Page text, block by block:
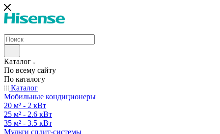
Каталог
По всему сайту
По каталогу
Каталог
Мобильные кондиционеры
20 м² - 2 кВт
25 м² - 2.6 кВт
35 м² - 3.5 кВт
Мульти сплит-системы